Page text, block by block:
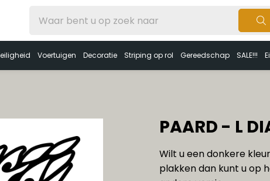
Voertuigen Decoratie Striping op rol Gereedschap SALE!!!
PAARD - L
Wilt u een donkere
plakken dan kunt u op